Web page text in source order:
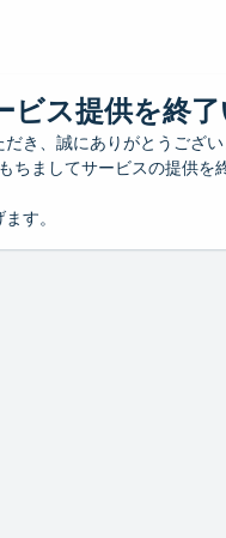
ビス提供を終
き、誠にありがとうござい
ちましてサービスの提供を
す。